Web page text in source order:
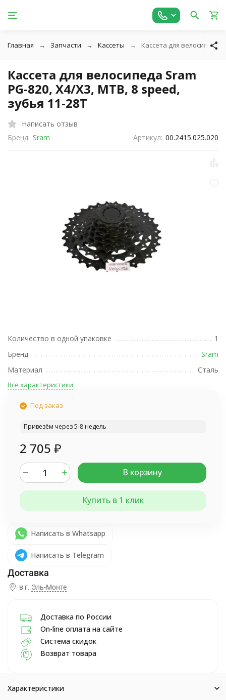
Главная Запчасти Кассеты Кассета для велосипеда
Кассета для велосипеда Sram
PG-820, X4/X3, MTB, 8 speed,
зубья 11-28T
Написать отзыв
Бренд: Sram Артикул: 00.2415.025.020
Количество в одной упаковке
1
Бренд
Sram
Материал
Сталь
Все характеристики
Под заказ
Привезём через 5-8 недель
2 705 ₽
В корзину
Купить в 1 клик
Написать в Whatsapp
Написать в Telegram
в г. Эль-Монте
Доставка по России
On-line оплата на сайте
Система скидок
Возврат товара
Характеристики